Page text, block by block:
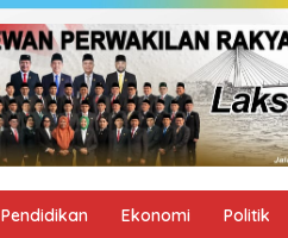
Pendidikan Ekonomi Politik